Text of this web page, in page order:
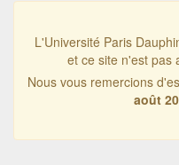
L'Université Paris
et ce site n'est pas
Nous vous remercions
août